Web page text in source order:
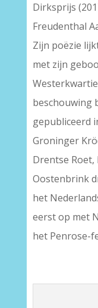
Dirksprijs
Freudenthal
Zijn poëzie
met zijn
beschouwing
gepubliceerd
Groninger
Drentse Roet,
Oostenbrink
het
eerst op met
het Penrose-